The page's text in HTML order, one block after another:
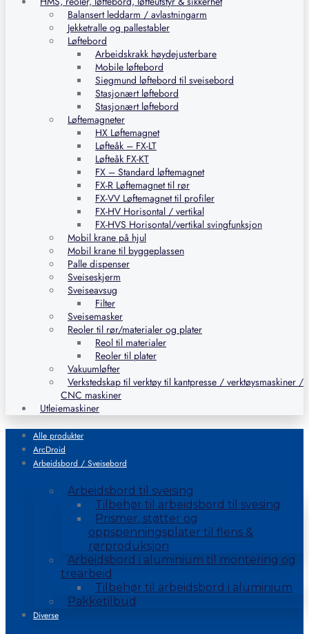
Balansert leddarm / avlastningarm
Jekketralle og pallestabler
Løftebord
Arbeidskrakk høydejusterbare
Mobile løftebord
Siegmund løftebord til sveisebord
Stasjonært løftebord
Stasjonært løftebord
Løftemagneter
HX Løftemagnet
Løfteåk – FX-LT
Løfteåk FX-KT
FX – Standard løftemagnet
FX-R Løftemagnet til rør
FX-VV Løftemagnet til profiler
FX-HV Horisontal / vertikal
FX-HVS Horisontal/vertikal svingfunksjon
Mobil krane på hjul
Mobil krane til byggeplassen
Palle dispenser
Sveiseskjerm
Sveiseavsug
Filter
Sveisemasker
Reoler til rør/materialer og plater
Reol til materialer
Reoler til plater
Vakuumløfter
Verkstedskap til verktøy til kantpresse / verktøysmaskiner /
CNC maskiner
Utleiemaskiner
Alle produkter
ArcDroid
Arbeidsbord / Sveisebord
Arbeidsbord til sveising
Tilbehør til arbeidsbord til svesing
Prismer, støtter og
oppspenningsplater til flens &
rørproduksjon
Arbeidsbord i aluminium til montering og
trearbeid
Tilbehør til arbeidsbord i aluminium
Pakketilbud
Diverse